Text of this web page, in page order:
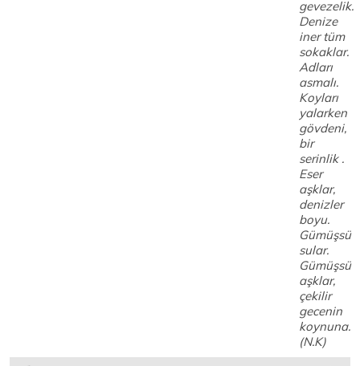
gevezelik.
Denize
iner tüm
sokaklar.
Adları
asmalı.
Koyları
yalarken
gövdeni,
bir
serinlik .
Eser
aşklar,
denizler
boyu.
Gümüşsü
sular.
Gümüşsü
aşklar,
çekilir
gecenin
koynuna.
(N.K)